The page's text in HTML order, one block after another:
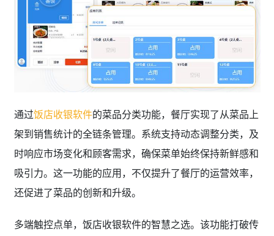
通过饭店收银软件的菜品分类功能，餐厅实现了从菜品上
架到销售统计的全链条管理。系统支持动态调整分类，及
时响应市场变化和顾客需求，确保菜单始终保持新鲜感和
吸引力。这一功能的应用，不仅提升了餐厅的运营效率，
还促进了菜品的创新和升级。
多端触控点单，饭店收银软件的智慧之选。该功能打破传